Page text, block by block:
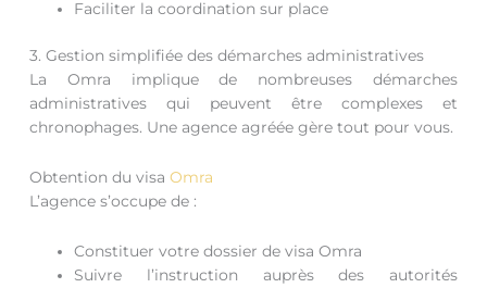
Faciliter la coordination sur place
3. Gestion simplifiée des démarches administratives
La Omra implique de nombreuses démarches
administratives qui peuvent être complexes et
chronophages. Une agence agréée gère tout pour vous.
Obtention du visaOmra
L’agence s’occupe de :
Constituer votre dossier de visa Omra
Suivre l’instruction auprès des autorités